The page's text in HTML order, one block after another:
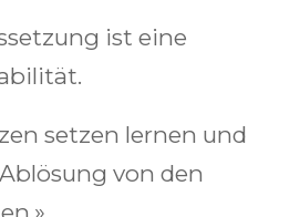
ist eine
setzen lernen und
von den